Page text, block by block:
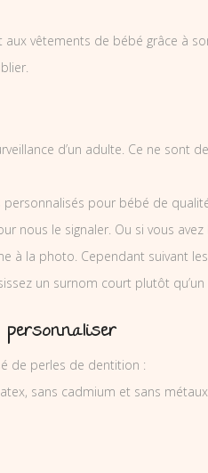
vêtements de bébé grâce à
d’un adulte. Ce ne sont
pour bébé de
nous le signaler. Ou si vous
à la photo. Cependant suivant
un surnom court plutôt
de perles de dentition :
sans cadmium et sans